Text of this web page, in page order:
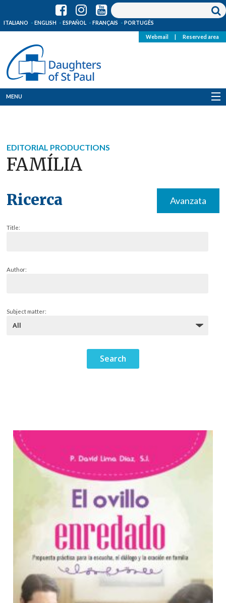
ITALIANO ENGLISH ESPAÑOL FRANÇAIS PORTUGÊS
Webmail Reserved area
MENU
News
EDITORIAL PRODUCTIONS
FAMÍLIA
Ricerca Avanzata
Title:
Author:
Subject matter: